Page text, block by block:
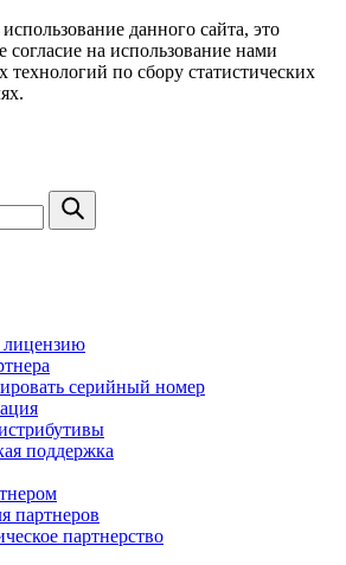
данного сайта, это
согласие на использование нами
по сбору статистических
лицензию
серийный номер
поддержка
партнеров
партнерство